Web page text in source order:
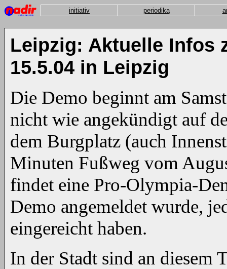
initiativ periodika
Leipzig: Aktuelle Infos
15.5.04 in Leipzig
Die Demo beginnt am
nicht wie angekündigt auf
dem Burgplatz (auch
Minuten Fußweg vom
findet eine Pro-Olympia-
Demo angemeldet wurde,
eingereicht haben.
In der Stadt sind an diesem